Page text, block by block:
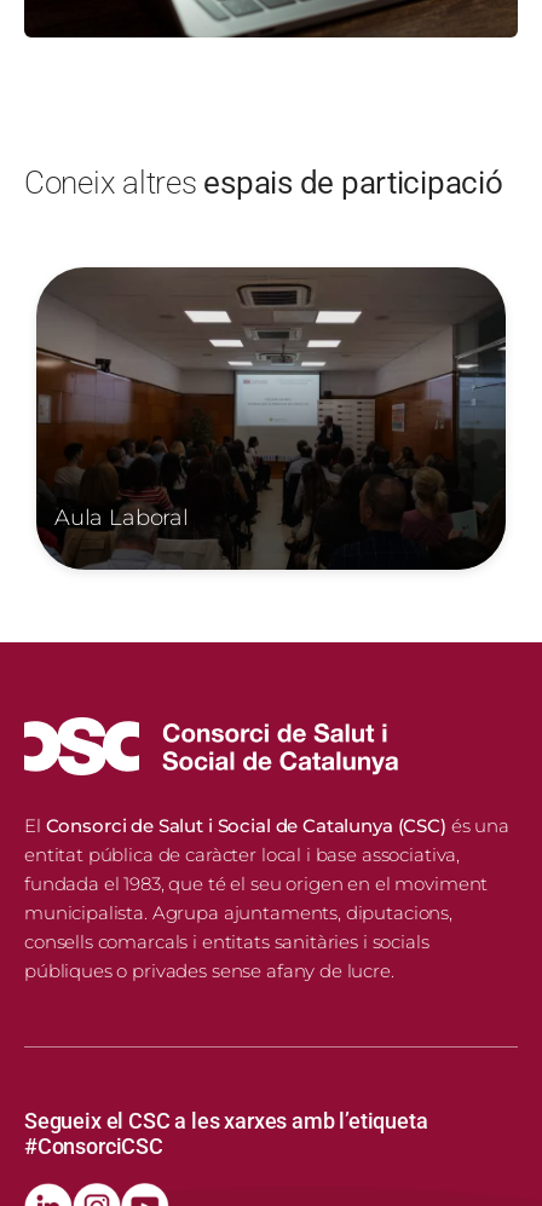
Coneix altres espais de participació
Imatge
Aula Laboral
El Consorci de Salut i Social de Catalunya (CSC) és una
entitat pública de caràcter local i base associativa,
fundada el 1983, que té el seu origen en el moviment
municipalista. Agrupa ajuntaments, diputacions,
consells comarcals i entitats sanitàries i socials
públiques o privades sense afany de lucre.
Segueix el CSC a les xarxes amb l’etiqueta
#ConsorciCSC